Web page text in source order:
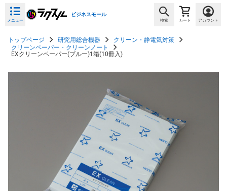
メニュー
ビジネスモール
検索 カート アカウント
トップページ 研究用総合機器
クリーン・静電気対策
クリーンペーパー・クリーンノート
EXクリーンペーパー(ブルー)1箱(10冊入)